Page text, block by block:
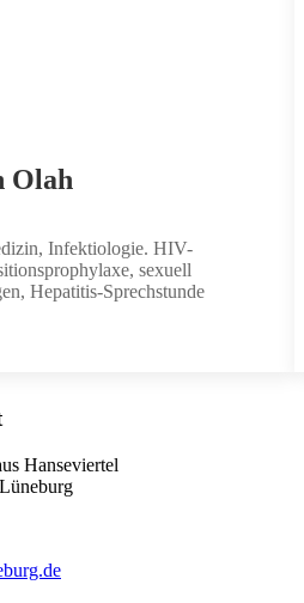
Olah
Infektiologie. HIV-
sexuell
Hepatitis-Sprechstunde
Hanseviertel